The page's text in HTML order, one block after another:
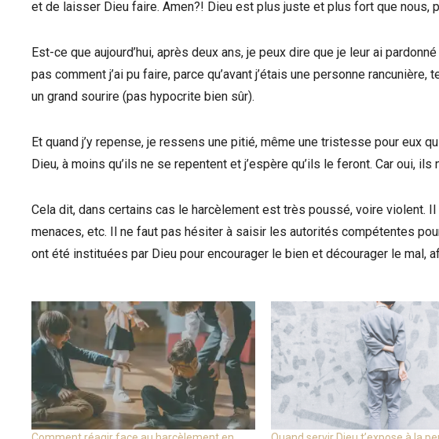
et de laisser Dieu faire. Amen?! Dieu est plus juste et plus fort que nous,
Est-ce que aujourd’hui, après deux ans, je peux dire que je leur ai
pas comment j’ai pu faire, parce qu’avant j’étais une personne
un grand sourire (pas hypocrite bien sûr).
Et quand j’y repense, je ressens une pitié, même une tristesse pour eux
Dieu, à moins qu’ils ne se repentent et j’espère qu’ils le feront. Car oui,
Cela dit, dans certains cas le harcèlement est très poussé, voire violent.
menaces, etc. Il ne faut pas hésiter à saisir les autorités compétentes
ont été instituées par Dieu pour encourager le bien et décourager le mal,